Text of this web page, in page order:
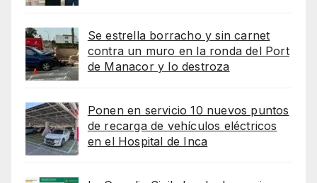
Se estrella borracho y sin carnet
contra un muro en la ronda del Port
de Manacor y lo destroza
Ponen en servicio 10 nuevos puntos
de recarga de vehículos eléctricos
en el Hospital de Inca